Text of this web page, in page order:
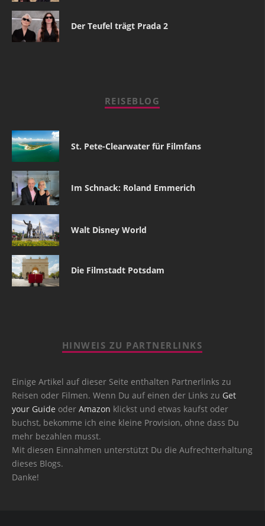
Der Teufel trägt Prada 2
REISEBLOG
St. Pete-Clearwater für Filmfans
Im Schnack: Roland Emmerich
Walt Disney World
Die Filmstadt Potsdam
HINWEIS ZU PARTNERLINKS
Einige Artikel auf dieser Seite enthalten Partnerlinks zu
Reisen oder Filmen. Wenn Du auf einen der Links zu Get
your Guide oder Amazon klickst und etwas kaufst oder
buchst, bekomme ich eine kleine Provision, ohne dass Du
mehr bezahlen musst.
Mit diesen Einnahmen unterstützt Du die Aufrechterhaltung
dieses Blogs.
Danke!